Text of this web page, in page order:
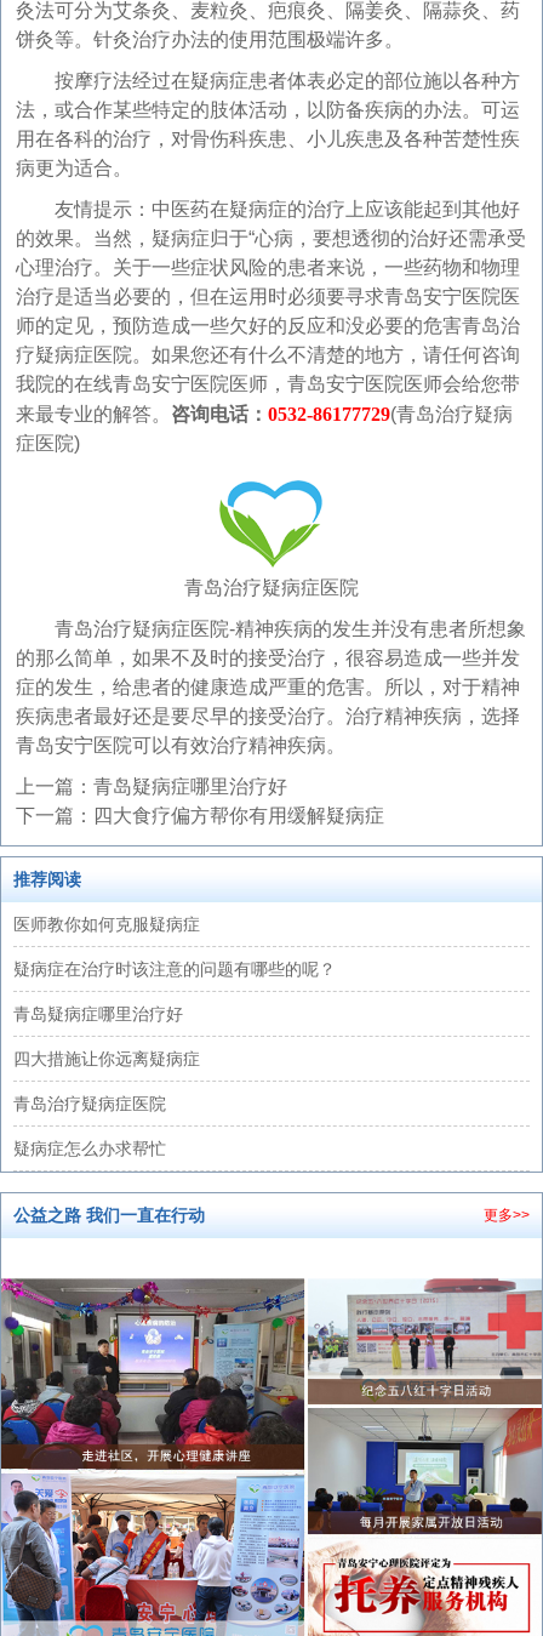
灸法可分为艾条灸、麦粒灸、疤痕灸、隔姜灸、隔蒜灸、药
饼灸等。针灸治疗办法的使用范围极端许多。
按摩疗法经过在疑病症患者体表必定的部位施以各种方
法，或合作某些特定的肢体活动，以防备疾病的办法。可运
用在各科的治疗，对骨伤科疾患、小儿疾患及各种苦楚性疾
病更为适合。
友情提示：中医药在疑病症的治疗上应该能起到其他好
的效果。当然，疑病症归于“心病，要想透彻的治好还需承受
心理治疗。关于一些症状风险的患者来说，一些药物和物理
治疗是适当必要的，但在运用时必须要寻求青岛安宁医院医
师的定见，预防造成一些欠好的反应和没必要的危害青岛治
疗疑病症医院。如果您还有什么不清楚的地方，请任何咨询
我院的在线青岛安宁医院医师，青岛安宁医院医师会给您带
来最专业的解答。 咨询电话： 0532-86177729(青岛治疗疑病
症医院)
青岛治疗疑病症医院
青岛治疗疑病症医院-精神疾病的发生并没有患者所想象
的那么简单，如果不及时的接受治疗，很容易造成一些并发
症的发生，给患者的健康造成严重的危害。所以，对于精神
疾病患者最好还是要尽早的接受治疗。治疗精神疾病，选择
青岛安宁医院可以有效治疗精神疾病。
上一篇： 青岛疑病症哪里治疗好
下一篇： 四大食疗偏方帮你有用缓解疑病症
推荐阅读
医师教你如何克服疑病症
疑病症在治疗时该注意的问题有哪些的呢？
青岛疑病症哪里治疗好
四大措施让你远离疑病症
青岛治疗疑病症医院
疑病症怎么办求帮忙
公益之路 我们一直在行动 更多>>